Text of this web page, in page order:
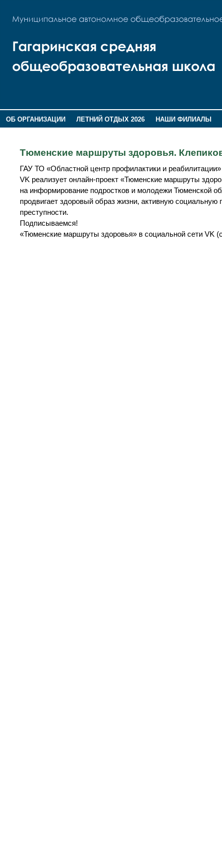
ОБ ОРГАНИЗАЦИИ ЛЕТНИЙ ОТДЫХ 2026
НАШИ ФИЛИАЛЫ
Тюменские маршруты здоровья.
ГАУ ТО «Областной центр профилактики и
VK реализует онлайн-проект «Тюменские маршруты
на информирование подростков и молодежи Тюменской
продвигает здоровый образ жизни, активную
преступности.
Подписываемся!
«Тюменские маршруты здоровья» в социальной сети VK